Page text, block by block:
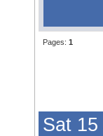
Pages: 1
Sat